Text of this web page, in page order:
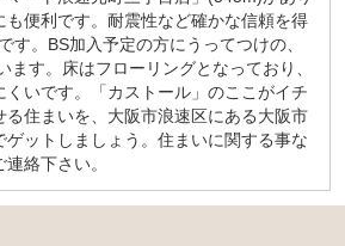
も便利です。耐震性など確かな信頼を得
す。BS加入予定の方にうってつけの、
ます。床はフローリングとなっており、
いです。「カストール」のここがイチ
る住まいを、大阪市浪速区にある大阪市
ットしましょう。住まいに関する事な
絡下さい。